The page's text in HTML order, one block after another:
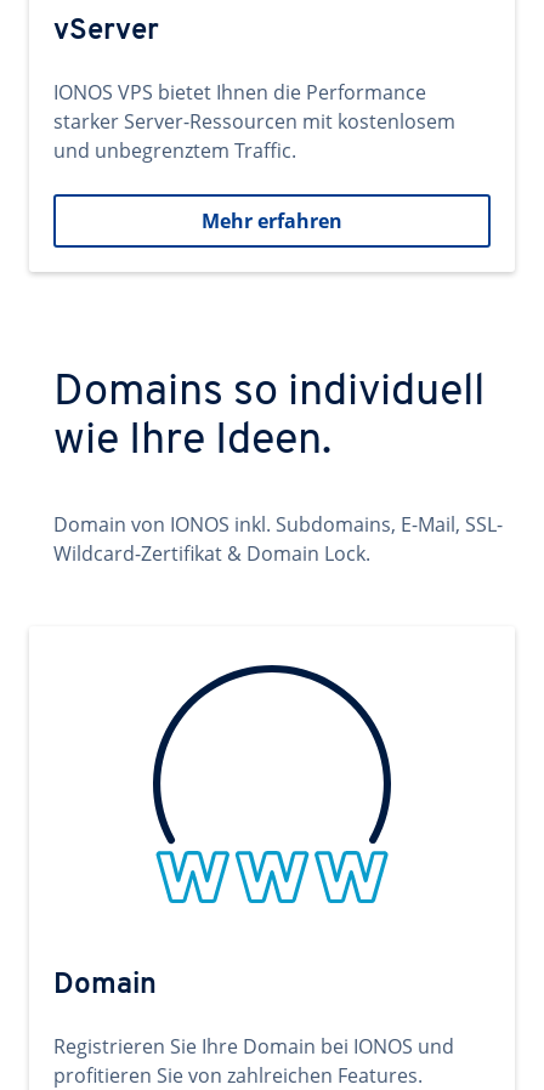
vServer
IONOS VPS bietet Ihnen die Performance
starker Server-Ressourcen mit kostenlosem
und unbegrenztem Traffic.
Mehr erfahren
Domains so individuell
wie Ihre Ideen.
Domain von IONOS inkl. Subdomains, E-Mail, SSL-
Wildcard-Zertifikat & Domain Lock.
Domain
Registrieren Sie Ihre Domain bei IONOS und
profitieren Sie von zahlreichen Features.